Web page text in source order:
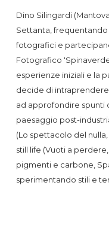
Dino Silingardi
Settanta,
fotografici e
Fotografico
esperienze iniziali e la
decide di
ad approfondire spunti
paesaggio post-
(Lo spettacolo del nulla,
still life (Vuoti a perdere,
pigmenti e carbone,
sperimentando stili e